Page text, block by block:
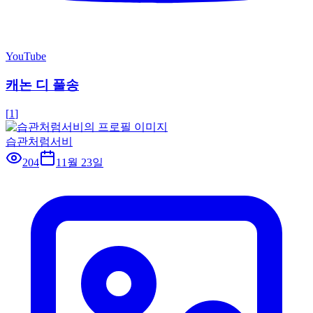
YouTube
캐논 디 풀송
[1]
습관처럼서비
204
11월 23일